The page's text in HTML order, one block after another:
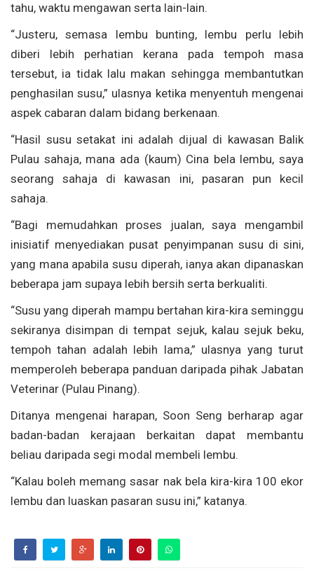
tahu, waktu mengawan serta lain-lain.
“Justeru, semasa lembu bunting, lembu perlu lebih
diberi lebih perhatian kerana pada tempoh masa
tersebut, ia tidak lalu makan sehingga membantutkan
penghasilan susu,” ulasnya ketika menyentuh mengenai
aspek cabaran dalam bidang berkenaan.
“Hasil susu setakat ini adalah dijual di kawasan Balik
Pulau sahaja, mana ada (kaum) Cina bela lembu, saya
seorang sahaja di kawasan ini, pasaran pun kecil
sahaja.
“Bagi memudahkan proses jualan, saya mengambil
inisiatif menyediakan pusat penyimpanan susu di sini,
yang mana apabila susu diperah, ianya akan dipanaskan
beberapa jam supaya lebih bersih serta berkualiti.
“Susu yang diperah mampu bertahan kira-kira seminggu
sekiranya disimpan di tempat sejuk, kalau sejuk beku,
tempoh tahan adalah lebih lama,” ulasnya yang turut
memperoleh beberapa panduan daripada pihak Jabatan
Veterinar (Pulau Pinang).
Ditanya mengenai harapan, Soon Seng berharap agar
badan-badan kerajaan berkaitan dapat membantu
beliau daripada segi modal membeli lembu.
“Kalau boleh memang sasar nak bela kira-kira 100 ekor
lembu dan luaskan pasaran susu ini,” katanya.